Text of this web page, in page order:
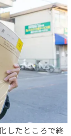
したところで終